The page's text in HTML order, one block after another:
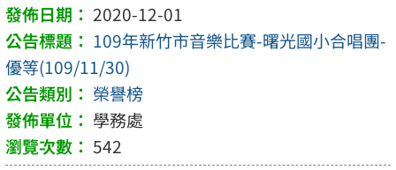
2020-12-01
109年新竹市音樂比賽-曙光國小合唱團-
優等(109/11/30)
榮譽榜
學務處
542